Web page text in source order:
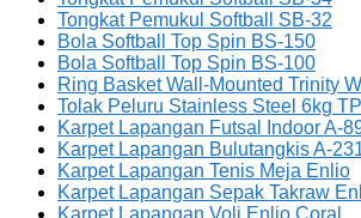
Tongkat Pemukul Softball SB-32
Bola Softball Top Spin BS-150
Bola Softball Top Spin BS-100
Ring Basket Wall-Mounted Trinity
Tolak Peluru Stainless Steel 6kg
Karpet Lapangan Futsal Indoor A-
Karpet Lapangan Bulutangkis A-
Karpet Lapangan Tenis Meja Enlio
Karpet Lapangan Sepak Takraw
Karpet Lapangan Voli Enlio Coral